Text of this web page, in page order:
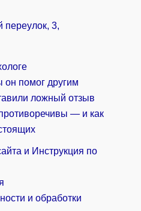
переулок, 3,
он помог другим
ложный отзыв
— и как
и Инструкция по
и обработки